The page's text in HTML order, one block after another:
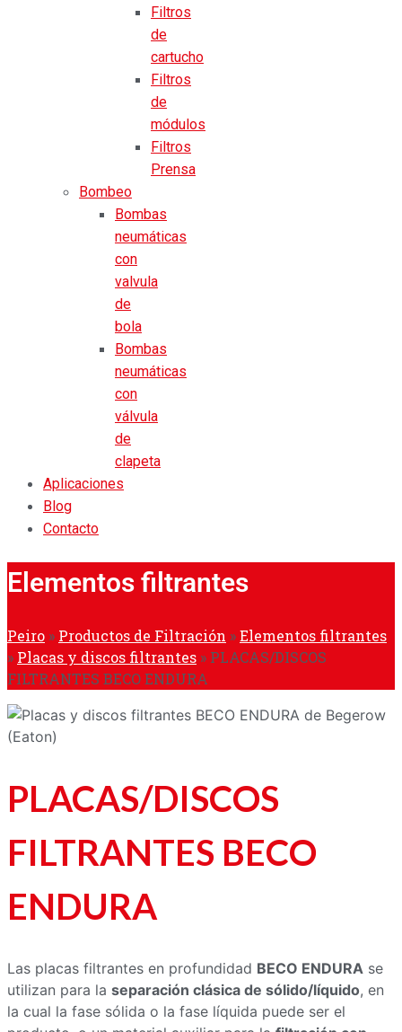
Filtros
de
cartucho
Filtros
de
módulos
Filtros
Prensa
Bombeo
Bombas
neumáticas
con
valvula
de
bola
Bombas
neumáticas
con
válvula
de
clapeta
Aplicaciones
Blog
Contacto
Elementos filtrantes
Peiro » Productos de Filtración »Elementos filtrantes
» Placas y discos filtrantes » PLACAS/DISCOS
FILTRANTES BECO ENDURA
PLACAS/DISCOS
FILTRANTES BECO
ENDURA
Las placas filtrantes en profundidad BECO ENDURA se
utilizan para la separación clásica de sólido/líquido, en
la cual la fase sólida o la fase líquida puede ser el